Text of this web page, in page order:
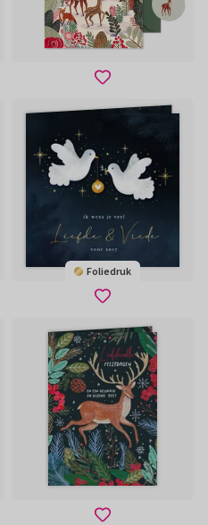
Foliedruk